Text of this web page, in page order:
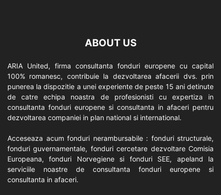
ABOUT US
ARIA United, firma consultanta fonduri europene cu capital
100% romanesc, contribuie la dezvoltarea afacerii dvs. prin
punerea la dispozitie a unei experiente de peste 15 ani detinute
de catre echipa noastra de profesionisti cu expertiza in
consultanta fonduri europene si consultanta in afaceri pentru
dezvoltarea companiei in plan national si international.
Acceseaza acum fonduri nerambursabile : fonduri structurale,
fonduri guvernamentale, fonduri cercetare dezvoltare Comisia
Europeana, fonduri Norvegiene si fonduri SEE, apeland la
serviciile noastre de consultanta fonduri europene si
consultanta in afaceri.